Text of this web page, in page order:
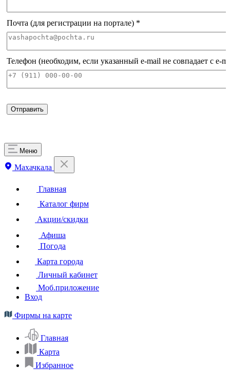
Почта (для регистрации на портале) *
Телефон (необходим, если указанный e-mail не совпадает с e-
Меню
Махачкала
Главная
Каталог фирм
Акции/скидки
Афиша
Погода
Карта города
Личный кабинет
Моб.приложение
Вход
Фирмы на карте
Главная
Карта
Избранное